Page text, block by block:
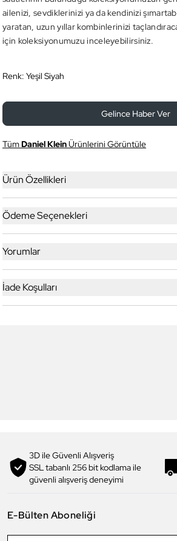
ailenizi, sevdiklerinizi ya da kendinizi
yaratan, uzun yıllar kombinlerinizi
için koleksiyonumuzu inceleyebilirsiniz.
Renk: Yeşil Siyah
Gelince Haber Ver
TümDaniel KleinÜrünlerini Görüntüle
Ürün Özellikleri
Ödeme Seçenekleri
Yorumlar
İade Koşulları
3D ile Güvenli Alışveriş
SSL tabanlı 256 bit kodlama ile
güvenli alışveriş deneyimi
E-Bülten Aboneliği